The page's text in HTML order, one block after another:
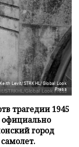
Levit/STRKHL/Global Look
Press
трагедии 1945
официально
город